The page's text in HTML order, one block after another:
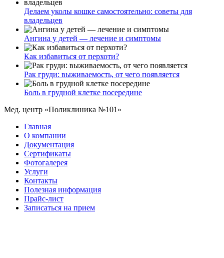
Делаем уколы кошке самостоятельно: советы для
владельцев
Ангина у детей — лечение и симптомы
Как избавиться от перхоти?
Рак груди: выживаемость, от чего появляется
Боль в грудной клетке посередине
Мед. центр «Поликлиника №101»
Главная
О компании
Документация
Сертификаты
Фотогалерея
Услуги
Контакты
Полезная информация
Прайс-лист
Записаться на прием